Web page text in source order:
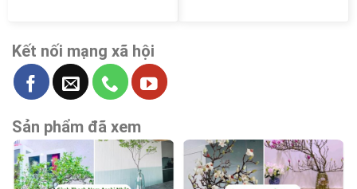
Kết nối mạng xã hội
Sản phẩm đã xem